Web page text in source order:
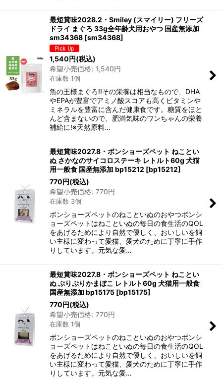
最短賞味2028.2・Smiley (スマイリー) フリーズ
ドライ まぐろ 33g全年齢犬用おやつ 国産無添加
sm34368 [sm34368]
1,540円(税込)
希望小売価格: 1,540円
在庫数 1個
魚の王様まぐろ!!その栄養は相当なもので、DHA
やEPAが豊富でアミノ酸スコアも高くビタミンや
ミネラルを豊富に含んだ健康食です。糖質をほと
んど含まないので、肥満気味のワンちゃんの栄養
補給に!※天然原料…
最短賞味2027.8・ボンショーズペット ねことい
ぬ さかなのサイコロステーキ レトルト60g 犬猫
用一般食 国産無添加 bp15212 [bp15212]
770円(税込)
希望小売価格: 770円
在庫数 3個
ボンショーズペットのねこといぬのおやつボンシ
ョーズペットはねこといぬの毎日の食生活のQOL
をあげるためにより自然で優しく、おいしいを飼
い主様に変わって愛猫、愛犬のために丁寧に手作
りしています。元気な愛…
最短賞味2027.8・ボンショーズペット ねことい
ぬ ぷりぷりかまぼこ レトルト60g 犬猫用一般食
国産無添加 bp15175 [bp15175]
770円(税込)
希望小売価格: 770円
在庫数 1個
ボンショーズペットのねこといぬのおやつボンシ
ョーズペットはねこといぬの毎日の食生活のQOL
をあげるためにより自然で優しく、おいしいを飼
い主様に変わって愛猫、愛犬のために丁寧に手作
りしています。元気な愛…